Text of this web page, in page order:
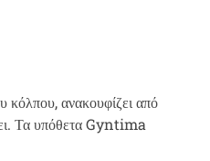
κόλπου, ανακουφίζει από
Τα υπόθετα Gyntima